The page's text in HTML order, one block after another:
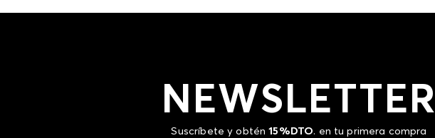
NEWSLETTER
Suscríbete y obtén15%DTO. en tu primera compra